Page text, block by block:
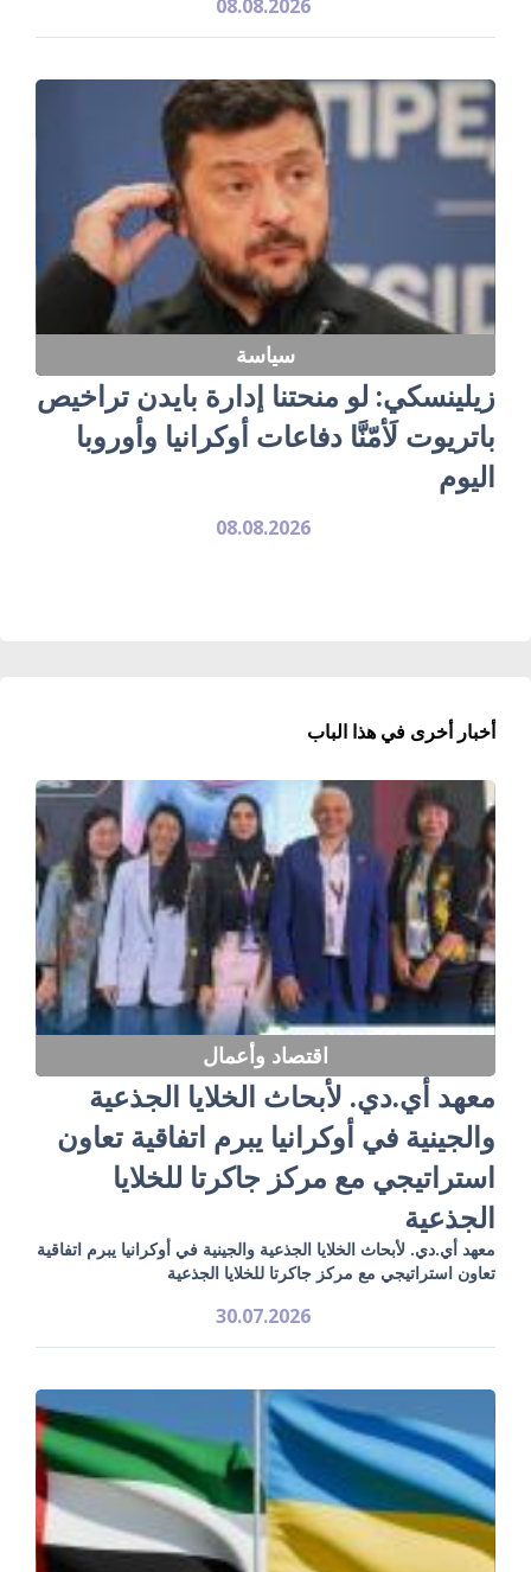
08.08.2026
سياسة
زيلينسكي: لو منحتنا إدارة بايدن تراخيص
باتريوت لَأمّنَّا دفاعات أوكرانيا وأوروبا
اليوم
08.08.2026
أخبار أخرى في هذا الباب
اقتصاد وأعمال
معهد أي.دي. لأبحاث الخلايا الجذعية
والجينية في أوكرانيا يبرم اتفاقية تعاون
استراتيجي مع مركز جاكرتا للخلايا
الجذعية
معهد أي.دي. لأبحاث الخلايا الجذعية والجينية في أوكرانيا يبرم اتفاقية
تعاون استراتيجي مع مركز جاكرتا للخلايا الجذعية
30.07.2026